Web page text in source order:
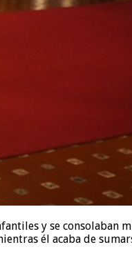
y se consolaban
él acaba de